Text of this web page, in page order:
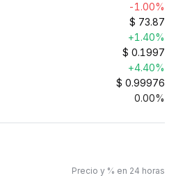
-1.00%
$ 73.87
+1.40%
$ 0.1997
+4.40%
$ 0.99976
0.00%
Precio y % en 24 horas